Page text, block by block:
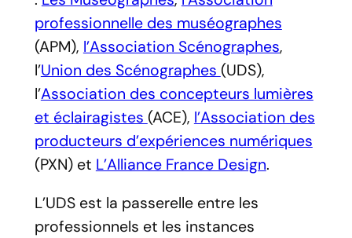
professionnelle des muséographes
(APM), l’Association Scénographes,
l’Union des Scénographes (UDS),
l’Association des concepteurs lumières
et éclairagistes (ACE), l’Association des
producteurs d’expériences numériques
(PXN) et L’Alliance France Design.
L’UDS est la passerelle entre les
professionnels et les instances